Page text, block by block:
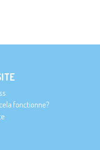
fonctionne?